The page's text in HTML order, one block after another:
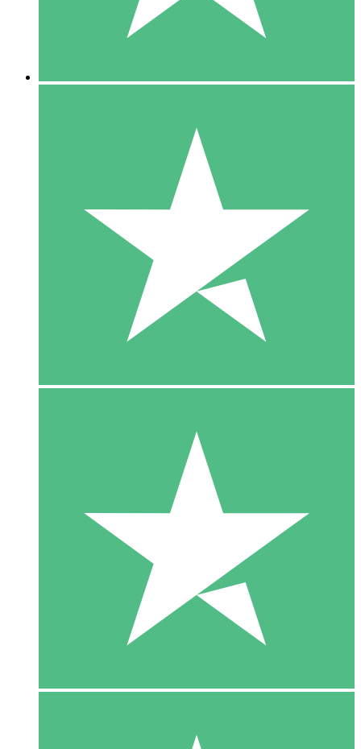
10 Descargas
20 00